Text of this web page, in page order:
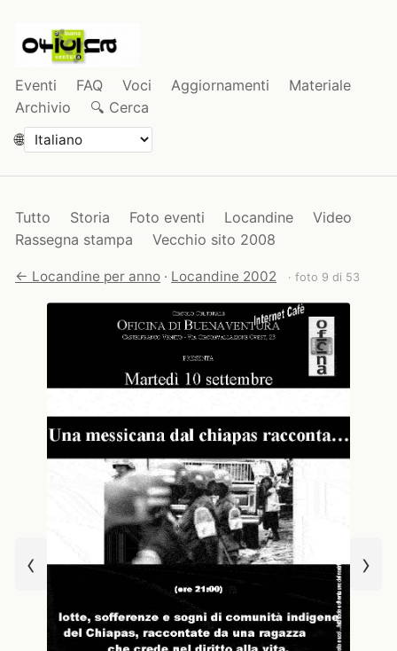
Eventi FAQ Voci Aggiornamenti
Materiale
Archivio
🔍 Cerca
🌐
Tutto Storia Foto eventi Locandine
Video
Rassegna stampa
Vecchio sito 2008
← Locandine per anno · Locandine 2002 · foto 9 di 53
‹ ›